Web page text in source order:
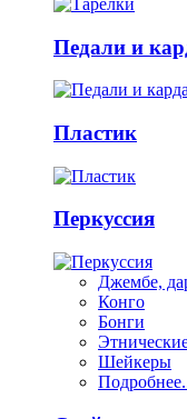
Педали и
Пластик
Перкуссия
Джембе,
Конго
Бонги
Шейкеры